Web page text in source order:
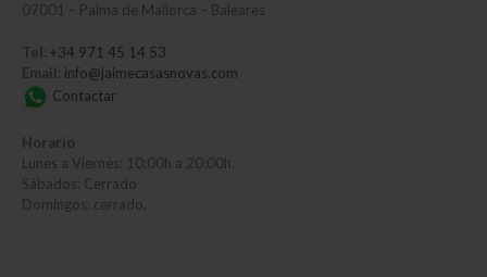
07001 – Palma de Mallorca – Baleares
Tel: +34 971 45 14 53
Email: info@jaimecasasnovas.com
Contactar
Horario
Lunes a Viernes: 10:00h a 20:00h.
Sábados: Cerrado
Domingos: cerrado.